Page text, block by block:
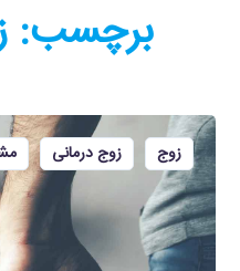
برچسب:
زوج زوج درمانی